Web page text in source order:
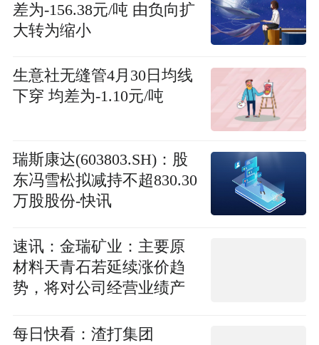
差为-156.38元/吨 由负向扩
大转为缩小
生意社无缝管4月30日均线
下穿 均差为-1.10元/吨
瑞斯康达(603803.SH)：股
东冯雪松拟减持不超830.30
万股股份-快讯
速讯：金瑞矿业：主要原
材料天青石若延续涨价趋
势，将对公司经营业绩产
每日快看：渣打集团